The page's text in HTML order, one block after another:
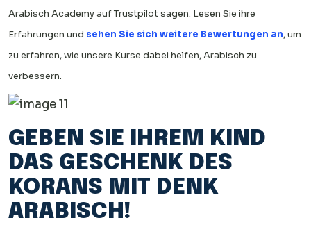
Arabisch Academy auf Trustpilot sagen. Lesen Sie ihre
Erfahrungen und sehen Sie sich weitere Bewertungen an, um
zu erfahren, wie unsere Kurse dabei helfen, Arabisch zu
verbessern.
GEBEN SIE IHREM KIND
DAS GESCHENK DES
KORANS MIT DENK
ARABISCH!